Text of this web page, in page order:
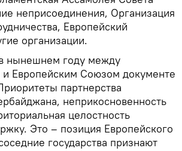
неприсоединения, Организация
Европейский
организации.
нынешнем году между
Европейским Союзом документе
партнерства
неприкосновенность
целостность
Это – позиция Европейского
государства признают